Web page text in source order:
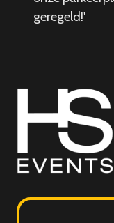
geregeld!'